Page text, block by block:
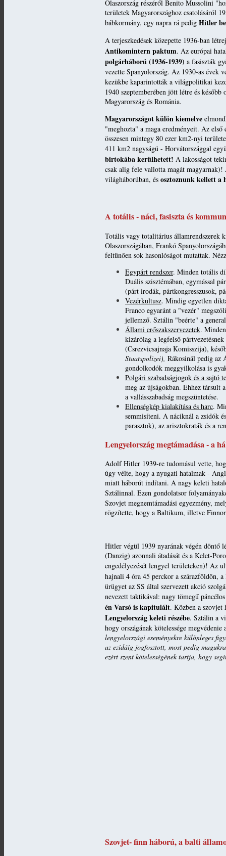
Olaszország részéről Benito Mussolini
területek Magyarországhoz csatolásáról
bábkormány, egy napra rá pedig Hitler
A terjeszkedések közepette 1936-ban
Antikomintern paktum. Az európai
polgárháború (1936-1939) a fasiszták
vezette Spanyolország. Az 1930-as évek
kezükbe kaparintották a világpolitikai
1940 szeptemberében jött létre és
Magyarország és Románia.
Magyarországot külön kiemelve
"meghozta" a maga eredményeit. Az első
összesen mintegy 80 ezer km2-nyi
411 km2 nagyságú - Horvátországgal
birtokába kerülhetett! A lakosságot
csak alig fele vallotta magát
világháborúban, és osztoznunk kellett a
A totális - náci, fasiszta és
Totális vagy totalitárius államrendszerek
Olaszországában, Frankó
feltünően sok hasonlóságot mutattak.
Egypárt rendszer. Minden totális
Duális szisztémában, egymással
(párt irodák, pártkongresszusok,
Vezérkultusz. Mindig egyetlen
Franco egyaránt a "vezér"
jellemző. Sztálin "beérte" a
Állami erőszakszervezetek.
kizárólag a legfelső
(Csrezvicsajnaja Komisszija),
Staatspolizei), Rákosinál pedig az
gondolkodók meggyilkolása is
Polgári szabadságjogok és a sajtó
meg az újságokban. Ehhez társult
a vallásszabadság megszüntetése.
Ellenségkép kialakítása és harc.
semmisíteni. A náciknál a zsidók
parasztok), az arisztokraták és a
Lengyelország megtámadása - a
Adolf Hitler 1939-re tudomásul vette,
úgy vélte, hogy a nyugati hatalmak -
miatt háborút indítani. A nagy keleti
Sztálinnal. Ezen gondolatsor
Szovjet megnemtámadási egyezmény,
rögzítette, hogy a Baltikum, illetve
Hitler végül 1939 nyarának végén döntő
(Danzig) azonnali átadását és a Kelet-
engedélyezését lengyel területeken)! Az
hajnali 4 óra 45 perckor a szárazföldön,
ürügyet az SS által szervezett akció
nevezett taktikával: nagy tömegű
én Varsó is kapitulált. Közben a szovjet
Lengyelország keleti részébe. Sztálin a
hogy országának kötelessége
lengyelországi eseményekre különleges
az ezidáig jogfosztott, most pedig
ezért szent kötelességének tartja, hogy
Szovjet- finn háború, a balti